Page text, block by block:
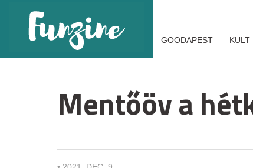
GOODAPEST KULT
Mentőöv a